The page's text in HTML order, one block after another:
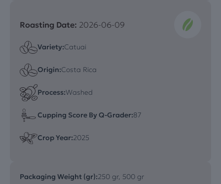
Roasting Date: 2026-06-09
Variety:Catuai
Origin:Costa Rica
Process:Washed
Cupping Score By Q-Grader:87
Crop Year:2025
Packaging Weight (gr):250 gr, 500 gr